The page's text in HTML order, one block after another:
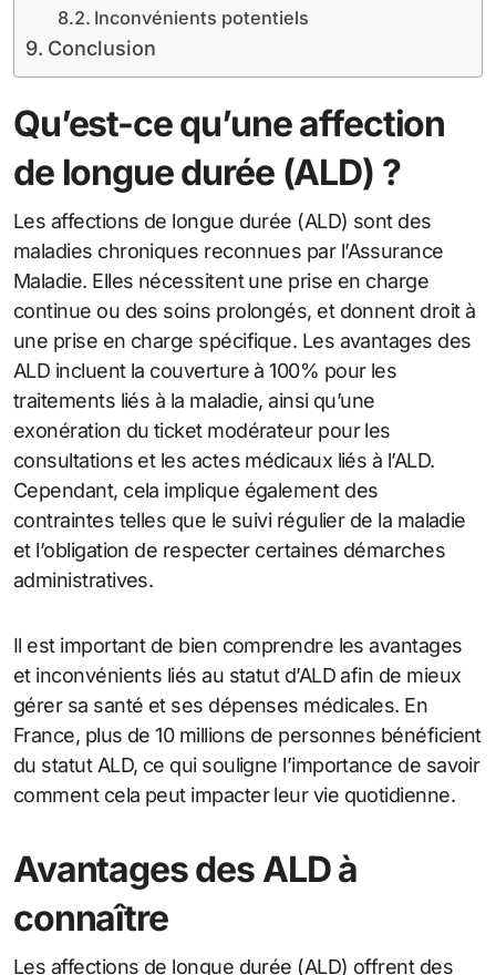
Inconvénients potentiels
Conclusion
Qu’est-ce qu’une affection
de longue durée (ALD) ?
Les affections de longue durée (ALD) sont des
maladies chroniques reconnues par l’Assurance
Maladie. Elles nécessitent une prise en charge
continue ou des soins prolongés, et donnent droit à
une prise en charge spécifique. Les avantages des
ALD incluent la couverture à 100% pour les
traitements liés à la maladie, ainsi qu’une
exonération du ticket modérateur pour les
consultations et les actes médicaux liés à l’ALD.
Cependant, cela implique également des
contraintes telles que le suivi régulier de la maladie
et l’obligation de respecter certaines démarches
administratives.
Il est important de bien comprendre les avantages
et inconvénients liés au statut d’ALD afin de mieux
gérer sa santé et ses dépenses médicales. En
France, plus de 10 millions de personnes bénéficient
du statut ALD, ce qui souligne l’importance de savoir
comment cela peut impacter leur vie quotidienne.
Avantages des ALD à
connaître
Les affections de longue durée (ALD) offrent des